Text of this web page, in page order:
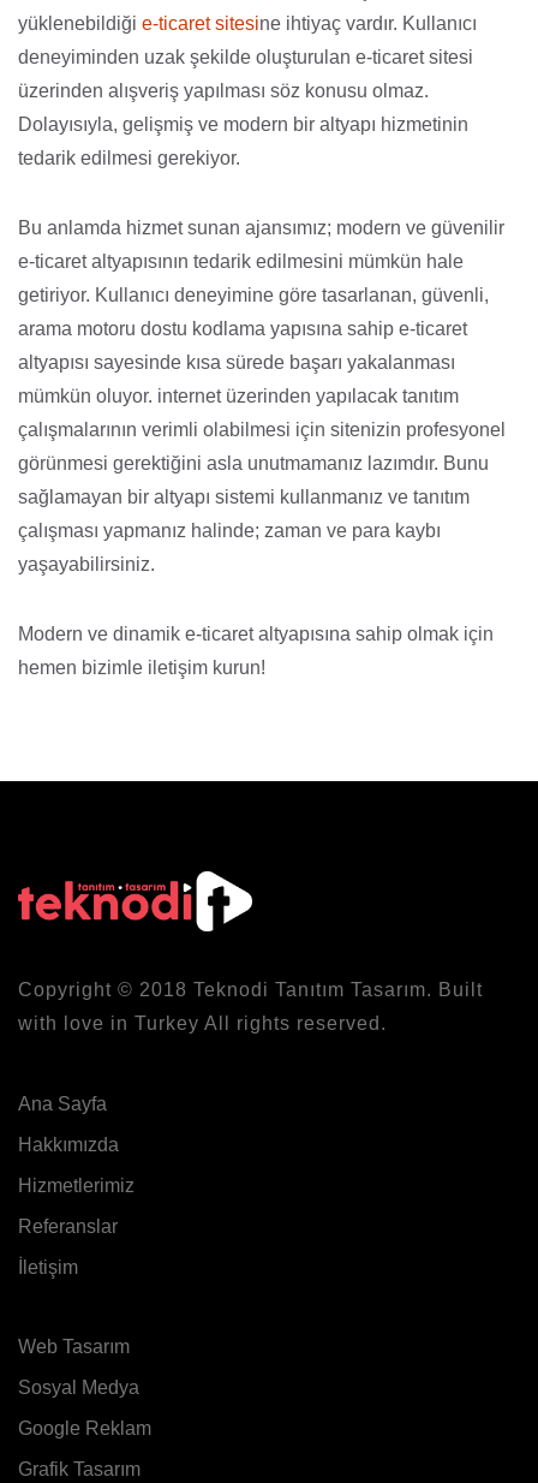
yüklenebildiği e-ticaret sitesine ihtiyaç vardır. Kullanıcı
deneyiminden uzak şekilde oluşturulan e-ticaret sitesi
üzerinden alışveriş yapılması söz konusu olmaz.
Dolayısıyla, gelişmiş ve modern bir altyapı hizmetinin
tedarik edilmesi gerekiyor.
Bu anlamda hizmet sunan ajansımız; modern ve güvenilir
e-ticaret altyapısının tedarik edilmesini mümkün hale
getiriyor. Kullanıcı deneyimine göre tasarlanan, güvenli,
arama motoru dostu kodlama yapısına sahip e-ticaret
altyapısı sayesinde kısa sürede başarı yakalanması
mümkün oluyor. internet üzerinden yapılacak tanıtım
çalışmalarının verimli olabilmesi için sitenizin profesyonel
görünmesi gerektiğini asla unutmamanız lazımdır. Bunu
sağlamayan bir altyapı sistemi kullanmanız ve tanıtım
çalışması yapmanız halinde; zaman ve para kaybı
yaşayabilirsiniz.
Modern ve dinamik e-ticaret altyapısına sahip olmak için
hemen bizimle iletişim kurun!
Copyright © 2018 Teknodi Tanıtım Tasarım. Built
with love in Turkey All rights reserved.
Ana Sayfa
Hakkımızda
Hizmetlerimiz
Referanslar
İletişim
Web Tasarım
Sosyal Medya
Google Reklam
Grafik Tasarım